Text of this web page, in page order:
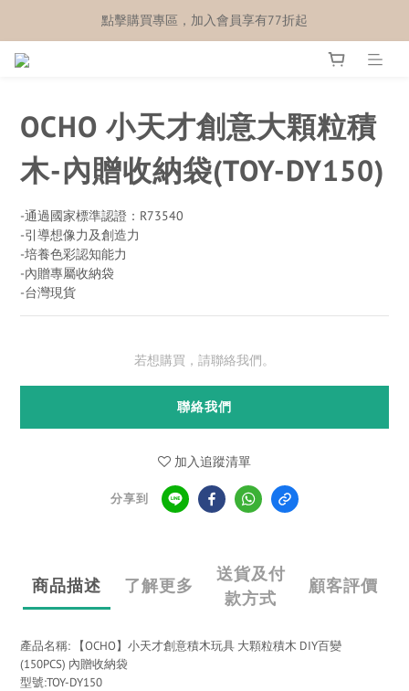
點擊購買專區，加入會員享有77折起
OCHO 小天才創意大顆粒積
木-內贈收納袋(TOY-DY150)
-通過國家標準認證：R73540
-引導想像力及創造力
-培養色彩認知能力
-內贈專屬收納袋
-台灣現貨
若想購買，請聯絡我們。
聯絡我們
加入追蹤清單
分享到
商品描述 了解更多
送貨及付
款方式
顧客評價
產品名稱: 【OCHO】小天才創意積木玩具 大顆粒積木 DIY百變
(150PCS) 內贈收納袋
型號:TOY-DY150